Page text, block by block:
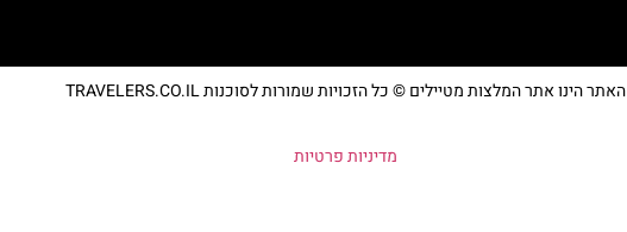
האתר הינו אתר המלצות מטיילים © כל הזכויות שמורות לסוכנות TRAVELERS.CO.IL
מדיניות פרטיות